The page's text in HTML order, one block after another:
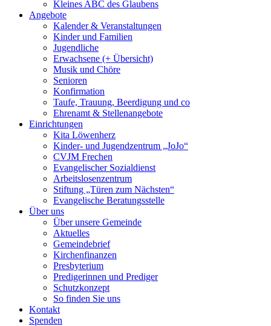
Kleines ABC des Glaubens
Angebote
Kalender & Veranstaltungen
Kinder und Familien
Jugendliche
Erwachsene (+ Übersicht)
Musik und Chöre
Senioren
Konfirmation
Taufe, Trauung, Beerdigung und co
Ehrenamt & Stellenangebote
Einrichtungen
Kita Löwenherz
Kinder- und Jugendzentrum „JoJo“
CVJM Frechen
Evangelischer Sozialdienst
Arbeitslosenzentrum
Stiftung „Türen zum Nächsten“
Evangelische Beratungsstelle
Über uns
Über unsere Gemeinde
Aktuelles
Gemeindebrief
Kirchenfinanzen
Presbyterium
Predigerinnen und Prediger
Schutzkonzept
So finden Sie uns
Kontakt
Spenden